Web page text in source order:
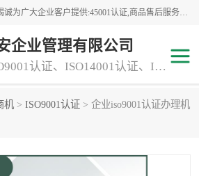
杭州贝安企业管理有限公司竭诚为广大企业客户提供:45001认证,商品售后服务认证,CE认证,知识产权体系认证,iso体系认证等服务,公司提供一条认证服务,方便快捷.
企业管理有限公司
主营：ISO9001认证、ISO14001认证、ISO认证、ISO22000认证、ISO/TS16949认证,FSC森林认证
机 > ISO9001认证 > 企业iso9001认证办理机
ISO9000